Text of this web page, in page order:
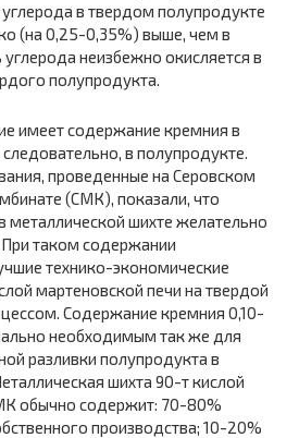
в твердом полупродукте
(на 0,25-0,35%) выше, чем в
неизбежно окисляется в
полупродукта.
имеет содержание кремния в
в полупродукте.
проведенные на Серовском
(СМК), показали, что
металлической шихте желательно
таком содержании
технико-экономические
мартеновской печи на твердой
Содержание кремния 0,10-
необходимым так­ же для
разливки полупродукта в
шихта 90-т кислой
обычно содержит: 70-80%
производства; 10-20%